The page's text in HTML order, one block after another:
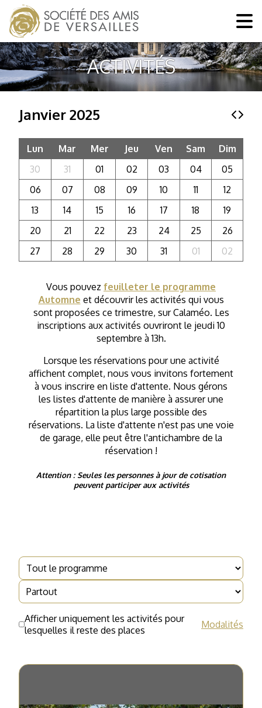
ACTIVITÉS
Janvier 2025
Lun Mar Mer Jeu Ven Sam
Dim
30
31 01 02 03 04
05
06
07 08 09 10 11
12
13
14 15 16 17 18
19
20
21 22 23 24 25
26
27
28 29 30 31 01 02
Vous pouvez feuilleter le programme
Automne et découvrir les activités qui vous
sont proposées ce trimestre, sur Calaméo. Les
inscriptions aux activités ouvriront le jeudi 10
septembre à 13h.
Lorsque les réservations pour une activité
affichent complet, nous vous invitons fortement
à vous inscrire en liste d'attente. Nous gérons
les listes d'attente de manière à assurer une
répartition la plus large possible des
réservations. La liste d'attente n'est pas une voie
de garage, elle peut être l'antichambre de la
réservation !
Attention : Seules les personnes à jour de cotisation
peuvent participer aux activités
Afficher uniquement les activités pour
lesquelles il reste des places
Modalités